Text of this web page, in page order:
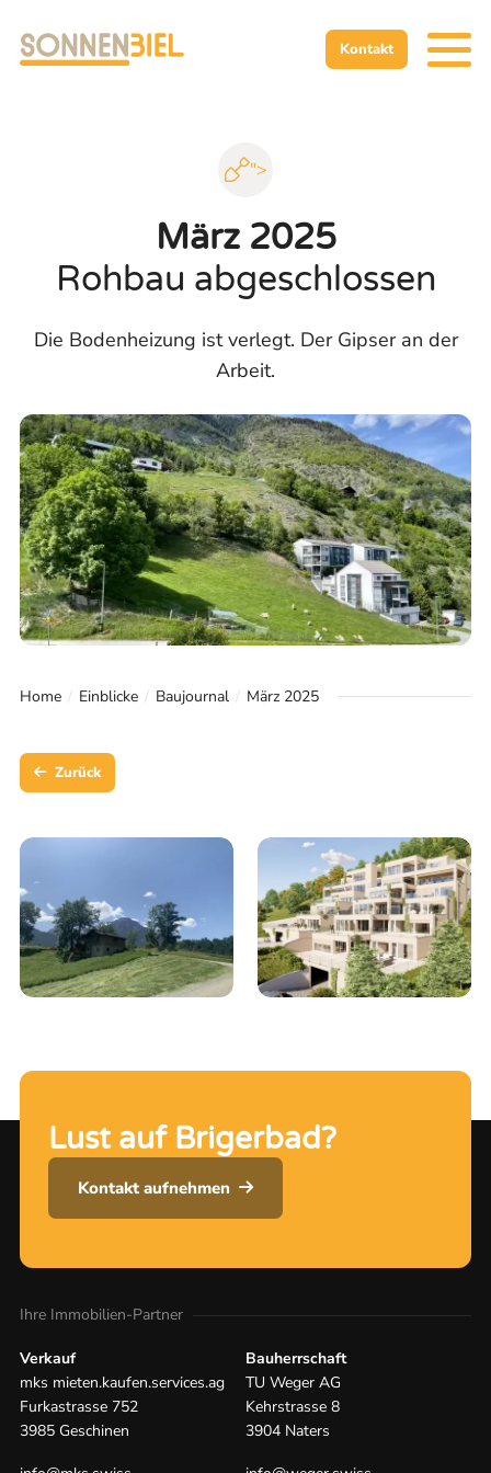
Kontakt
Home Einblicke Baujournal März 2025
">
März 2025
Rohbau abgeschlossen
Die Bodenheizung ist verlegt. Der Gipser an der
Arbeit.
Zurück
Lust auf Brigerbad?
Kontakt aufnehmen
Ihre Immobilien-Partner
Verkauf
mks mieten.kaufen.services.ag
Furkastrasse 752
3985 Geschinen
Bauherrschaft
TU Weger AG
Kehrstrasse 8
3904 Naters